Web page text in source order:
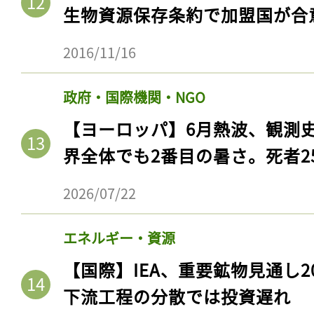
生物資源保存条約で加盟国が合
2016/11/16
政府・国際機関・NGO
【ヨーロッパ】6月熱波、観
界全体でも2番目の暑さ。死者
2026/07/22
エネルギー・資源
【国際】IEA、重要鉱物見通
下流工程の分散では投資遅れ